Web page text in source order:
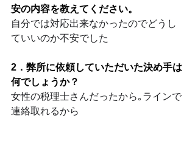
安の内容を教えてください。
自分では対応出来なかったのでどうし
ていいのか不安でした
2．弊所に依頼していただいた決め手は
何でしょうか？
女性の税理士さんだったから｡ラインで
連絡取れるから